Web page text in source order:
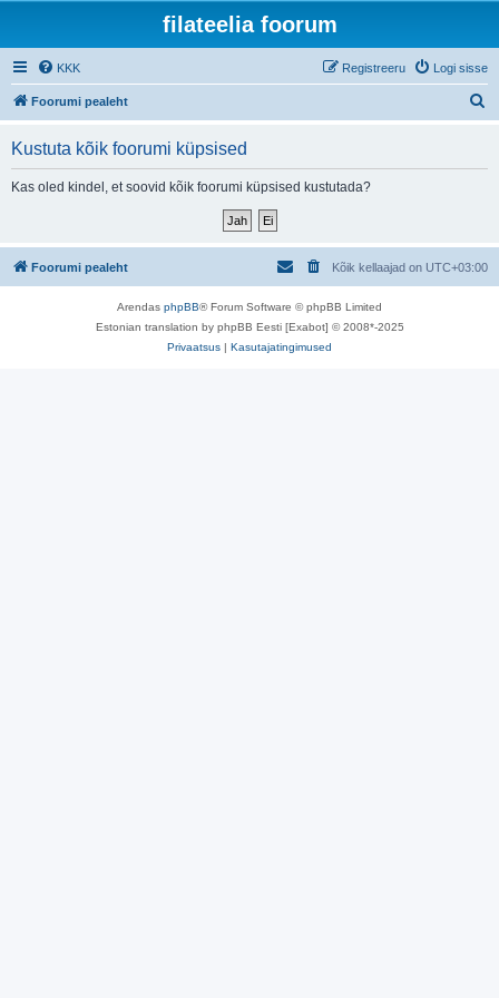
filateelia foorum
KKK Logi sisse
Registreeru
Foorumi pealeht
Kustuta kõik foorumi küpsised
Kas oled kindel, et soovid kõik foorumi küpsised kustutada?
Foorumi pealeht Kõik kellaajad on UTC+03:00
Arendas phpBB® Forum Software © phpBB Limited
Estonian translation by phpBB Eesti [Exabot] © 2008*-2025
Privaatsus | Kasutajatingimused